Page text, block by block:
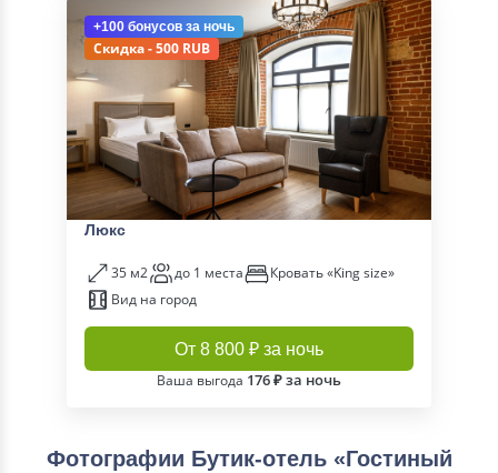
+100 бонусов за ночь
Скидка - 500 RUB
Люкс
35 м2 до 1 места
Кровать «King size»
Вид на город
От 8 800 ₽ за ночь
Ваша выгода 176 ₽ за ночь
Фотографии Бутик-отель «Гостиный